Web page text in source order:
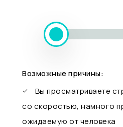
Возможные причины:
Вы просматриваете
со скоростью, намного
ожидаемую от человека